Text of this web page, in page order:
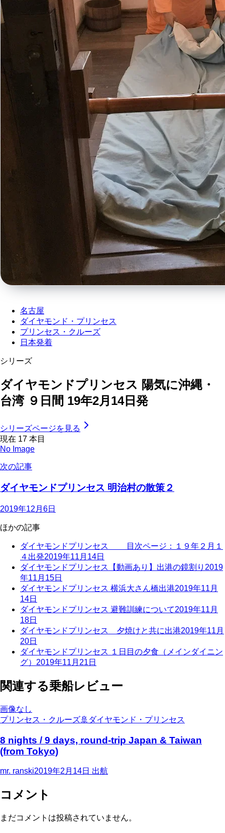
名古屋
ダイヤモンド・プリンセス
プリンセス・クルーズ
日本発着
シリーズ
ダイヤモンドプリンセス 陽気に沖縄・
台湾 ９日間 19年2月14日発
シリーズページを見る
現在 17 本目
No Image
次の記事
ダイヤモンドプリンセス 明治村の散策２
2019年12月6日
ほかの記事
ダイヤモンドプリンセス 目次ページ：１９年２月１
４出発2019年11月14日
ダイヤモンドプリンセス【動画あり】出港の鏡割り 2019
年11月15日
ダイヤモンドプリンセス 横浜大さん橋出港2019年11月
14日
ダイヤモンドプリンセス 避難訓練について2019年11月
18日
ダイヤモンドプリンセス 夕焼けと共に出港2019年11月
20日
ダイヤモンドプリンセス １日目の夕食（メインダイニン
グ） 2019年11月21日
関連する乗船レビュー
画像なし
プリンセス・クルーズ🚢 ダイヤモンド・プリンセス
8 nights / 9 days, round-trip Japan & Taiwan
(from Tokyo)
mr. ranski2019年2月14日 出航
コメント
まだコメントは投稿されていません。